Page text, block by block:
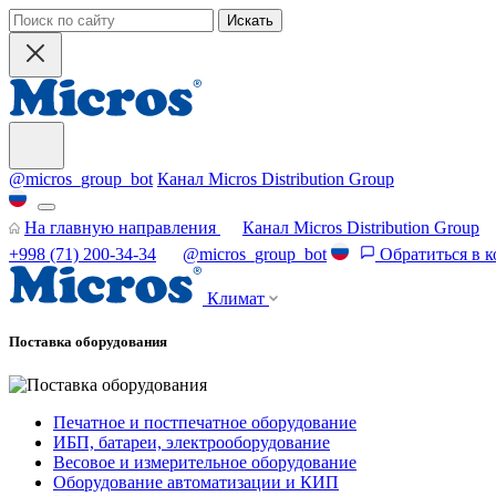
Искать
@micros_group_bot Канал Micros Distribution Group
На главную направления
Канал Micros Distribution Group
+998 (71) 200-34-34
@micros_group_bot Обратиться в
Климат
Поставка оборудования
Печатное и постпечатное оборудование
ИБП, батареи, электрооборудование
Весовое и измерительное оборудование
Оборудование автоматизации и КИП